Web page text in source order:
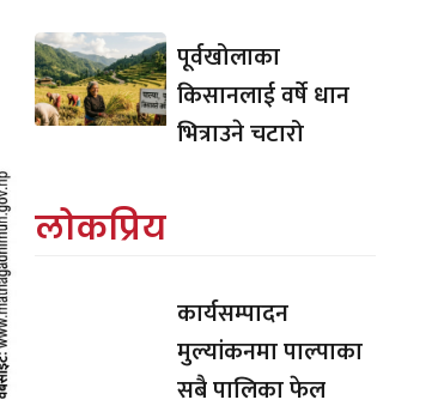
पूर्वखोलाका
किसानलाई वर्षे धान
भित्राउने चटारो
लोकप्रिय
कार्यसम्पादन
मुल्यांकनमा पाल्पाका
सबै पालिका फेल